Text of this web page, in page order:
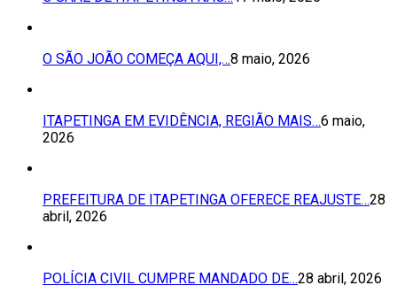
O SÃO JOÃO COMEÇA AQUI,…8 maio, 2026
ITAPETINGA EM EVIDÊNCIA, REGIÃO MAIS…6 maio,
2026
PREFEITURA DE ITAPETINGA OFERECE REAJUSTE…28
abril, 2026
POLÍCIA CIVIL CUMPRE MANDADO DE…28 abril, 2026